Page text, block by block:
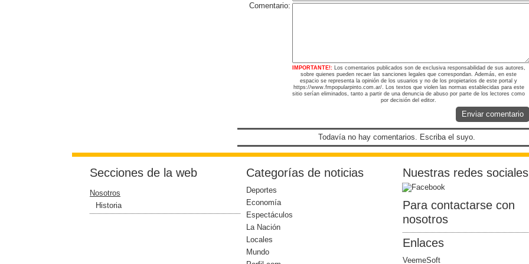
Comentario:
IMPORTANTE!: Los comentarios publicados son de exclusiva responsabilidad de sus autores,
sobre quienes pueden recaer las sanciones legales que correspondan. Además, en este
espacio se representa la opinión de los usuarios y no de los propietarios de este portal y
https://www.fmpopularpinto.com.ar/. Los textos que violen las normas establecidas para este
sitio serían eliminados, tanto a partir de una denuncia de abuso por parte de los lectores como
por decisión del editor.
Enviar comentario
Todavía no hay comentarios. Escriba el suyo.
Secciones de la web
Nosotros
Historia
Categorías de noticias
Deportes
Economía
Espectáculos
La Nación
Locales
Mundo
Nuestras redes sociales
Para contactarse con
nosotros
Enlaces
VeemeSoft